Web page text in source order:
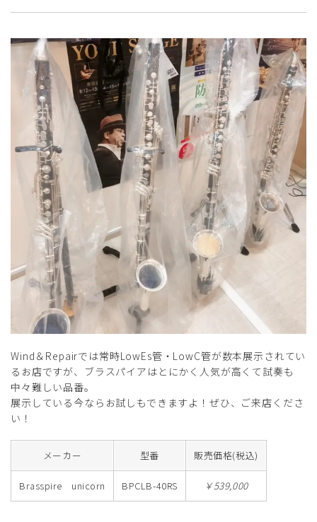
Wind＆Repairでは常時LowEs管・LowC管が数本展示されてい
るお店ですが、ブラスパイアはとにかく人気が高くて試奏も
中々難しい品番。
展示している今ならお試しもできますよ！ぜひ、ご来店くださ
い！
メーカー 型番 販売価格(税込)
Brasspire unicorn BPCLB-40RS ￥539,000